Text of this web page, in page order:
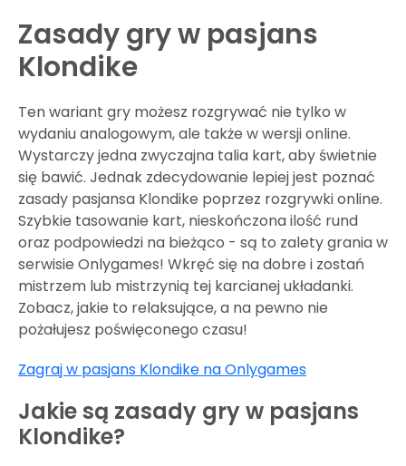
Zasady gry w pasjans
Klondike
Ten wariant gry możesz rozgrywać nie tylko w
wydaniu analogowym, ale także w wersji online.
Wystarczy jedna zwyczajna talia kart, aby świetnie
się bawić. Jednak zdecydowanie lepiej jest poznać
zasady pasjansa Klondike poprzez rozgrywki online.
Szybkie tasowanie kart, nieskończona ilość rund
oraz podpowiedzi na bieżąco - są to zalety grania w
serwisie Onlygames! Wkręć się na dobre i zostań
mistrzem lub mistrzynią tej karcianej układanki.
Zobacz, jakie to relaksujące, a na pewno nie
pożałujesz poświęconego czasu!
Zagraj w pasjans Klondike na Onlygames
Jakie są zasady gry w pasjans
Klondike?